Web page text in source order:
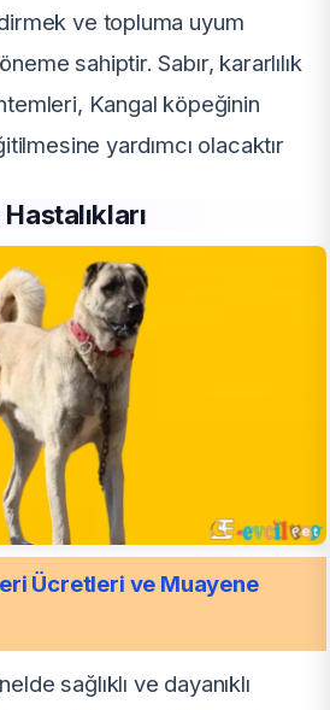
ve topluma uyum
sahiptir. Sabır, kararlılık
Kangal köpeğinin
yardımcı olacaktır
Ücretleri ve Muayene
sağlıklı ve dayanıklı